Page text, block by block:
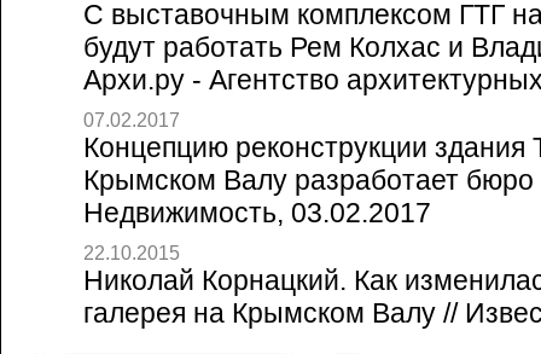
С выставочным комплексом ГТГ
будут работать Рем Колхас и
Архи.ру - Агентство
07.02.2017
Концепцию реконструкции здания
Крымском Валу разработает
Недвижимость, 03.02.2017
22.10.2015
Николай Корнацкий. Как
галерея на Крымском Валу //